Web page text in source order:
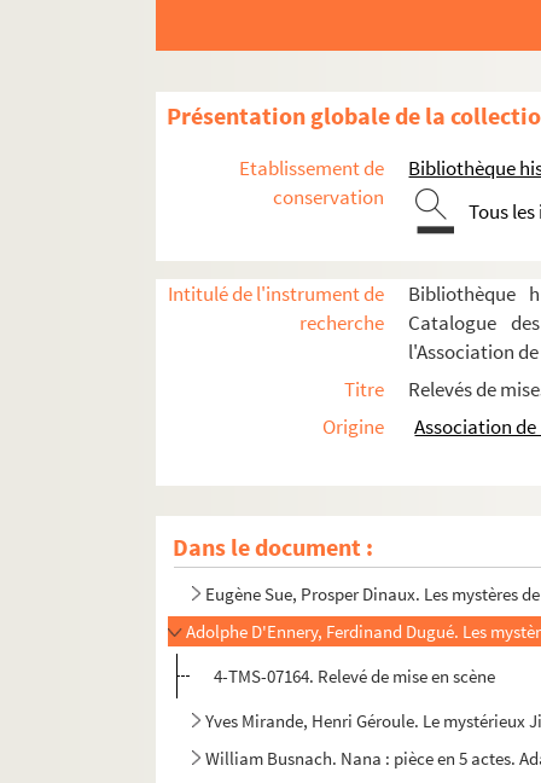
Présentation globale de la
Etablissement de
conservation
Bibliothèque
Tous
Intitulé de l'instrument de
recherche
Bibliothèque
Catalogue
l'Association
Titre
Relevés de
Origine
Association
Dans le document :
Jean Guitton. Le mort revient de suite :
Sacha Guitry. Le mot de Cambronne : pièce
Marcel Aymé. La mouche bleue : pièce en 4
Anton Tchekhov. La mouette : comédie en 4
Marcel Achard. Le moulin de la Galette :
Clairville. Le moulin joli : pièce en 1 acte.
Jules Claretie. Les Muscadins : drame en 8
Guy de Maupassant, Jacques Normand.
Tristan Bernard. My Love... Mon Amour :
Ernest Blum. Les mystères de Paris : drame
Eugène Sue, Prosper Dinaux. Les mystères
Adolphe D'Ennery, Ferdinand Dugué. Les
4-TMS-07164. Relevé de mise en scène
Yves Mirande, Henri Géroule. Le
William Busnach. Nana : pièce en 5 actes.